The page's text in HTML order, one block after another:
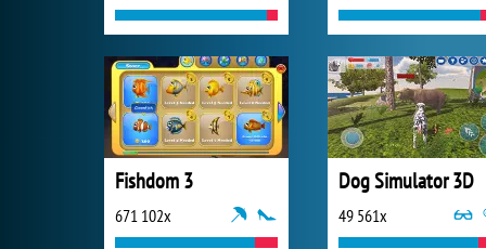
Fishdom 3
671 102x
Dog Simulator 3D
49 561x